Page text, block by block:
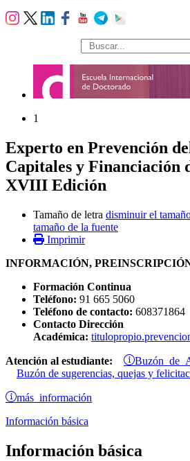
búsqueda
1
Experto en Prevención
Capitales y Financiación
XVIII Edición
Tamaño de letra disminuir el
tamaño de la fuente
Imprimir
INFORMACIÓN,
Formación Continua
Teléfono: 91 665 5060
Teléfono de contacto: 608371864
Contacto Dirección
Académica:
Atención al estudiante: Buzón de
Buzón de sugerencias, quejas y
más información
Información básica
Información básica